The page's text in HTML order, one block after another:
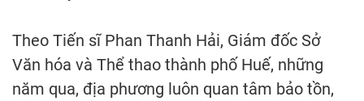
Theo Tiến sĩ Phan Thanh Hải, Giám đốc Sở
Văn hóa và Thể thao thành phố Huế, những
năm qua, địa phương luôn quan tâm bảo tồn,